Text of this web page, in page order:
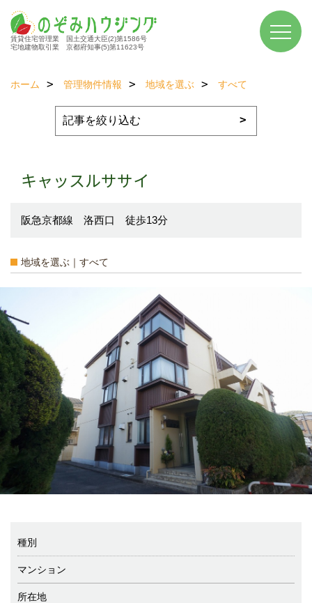
賃貸住宅管理業 国土交通大臣(2)第1586号
宅地建物取引業 京都府知事(5)第11623号
ホーム 管理物件情報 地域を選ぶ すべて
キャッスルササイ
阪急京都線 洛西口 徒歩13分
地域を選ぶ｜すべて
種別
マンション
所在地